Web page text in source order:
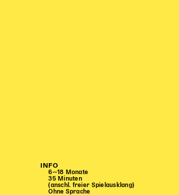
INFO
6‒18 Monate
35 Minuten
(anschl. freier Spielausklang)
Ohne Sprache